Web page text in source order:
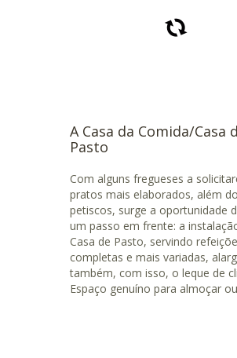
A Casa da Comida/Casa
Pasto
Com alguns fregueses a
pratos mais elaborados, além
petiscos, surge a oportunidade
um passo em frente: a
Casa de Pasto, servindo
completas e mais variadas,
também, com isso, o leque de
Espaço genuíno para almoçar